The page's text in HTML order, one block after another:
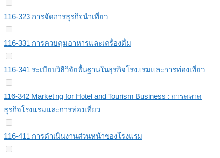
116-323 การจัดการธุรกิจนำเที่ยว
116-331 การควบคุมอาหารและเครื่องดื่ม
116-341 ระเบียบวิธีวิจัยพื้นฐานในธุรกิจโรงแรมและการท่องเที่ยว
116-342 Marketing for Hotel and Tourism Business : การตลาด
ธุรกิจโรงแรมและการท่องเที่ยว
116-411 การดำเนินงานส่วนหน้าของโรงแรม